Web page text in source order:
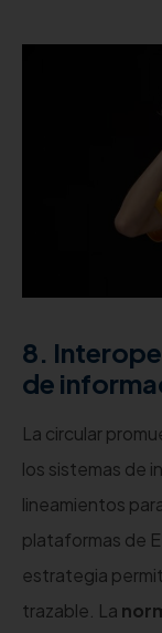
8.
de
La circular
los sistemas de
lineamientos
plataformas de
estrategia
trazable. La